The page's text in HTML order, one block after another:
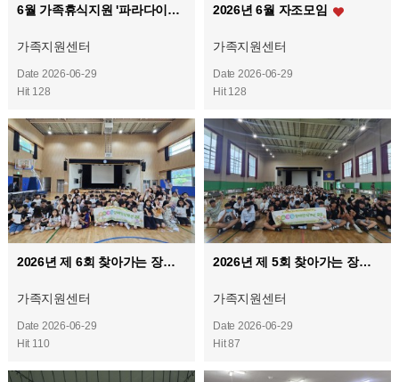
6월 가족휴식지원 '파라다이스 스파도고'
가족지원센터
Date 2026-06-29
Hit 128
2026년 6월 자조모임
가족지원센터
Date 2026-06-29
Hit 128
2026년 제 6회 찾아가는 장애인식 교육
가족지원센터
Date 2026-06-29
Hit 110
2026년 제 5회 찾아가는 장애인식 교육
가족지원센터
Date 2026-06-29
Hit 87